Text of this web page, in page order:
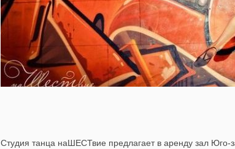
Студия танца наШЕСТвие предлагает в аренду зал